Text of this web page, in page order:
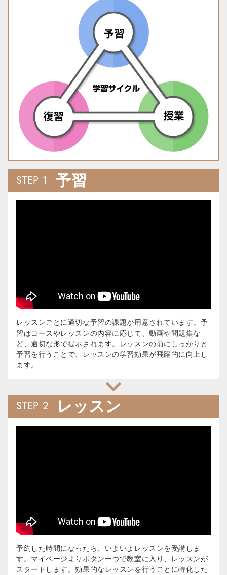
STEP 1 予習
レッスンごとに適切な予習の課題が用意されています。予
習はコースやレッスンの内容に応じて、動画や問題集な
ど、適切な形で提示されます。レッスンの前にしっかりと
予習を行うことで、レッスンの学習効果が飛躍的に向上し
ます。
STEP 2 レッスン
予約した時間になったら、いよいよレッスンを受講しま
す。マイページよりボタン一つで教室に入り、レッスンが
スタートします。効果的なレッスンを行うことに特化した